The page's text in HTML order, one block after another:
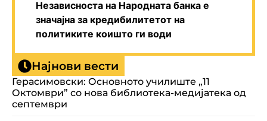
Независноста на Народната банка е
значајна за кредибилитетот на
политиките коишто ги води
Најнови вести
Герасимовски: Основното училиште „11
Октомври” со нова библиотека-медијатека од
септември